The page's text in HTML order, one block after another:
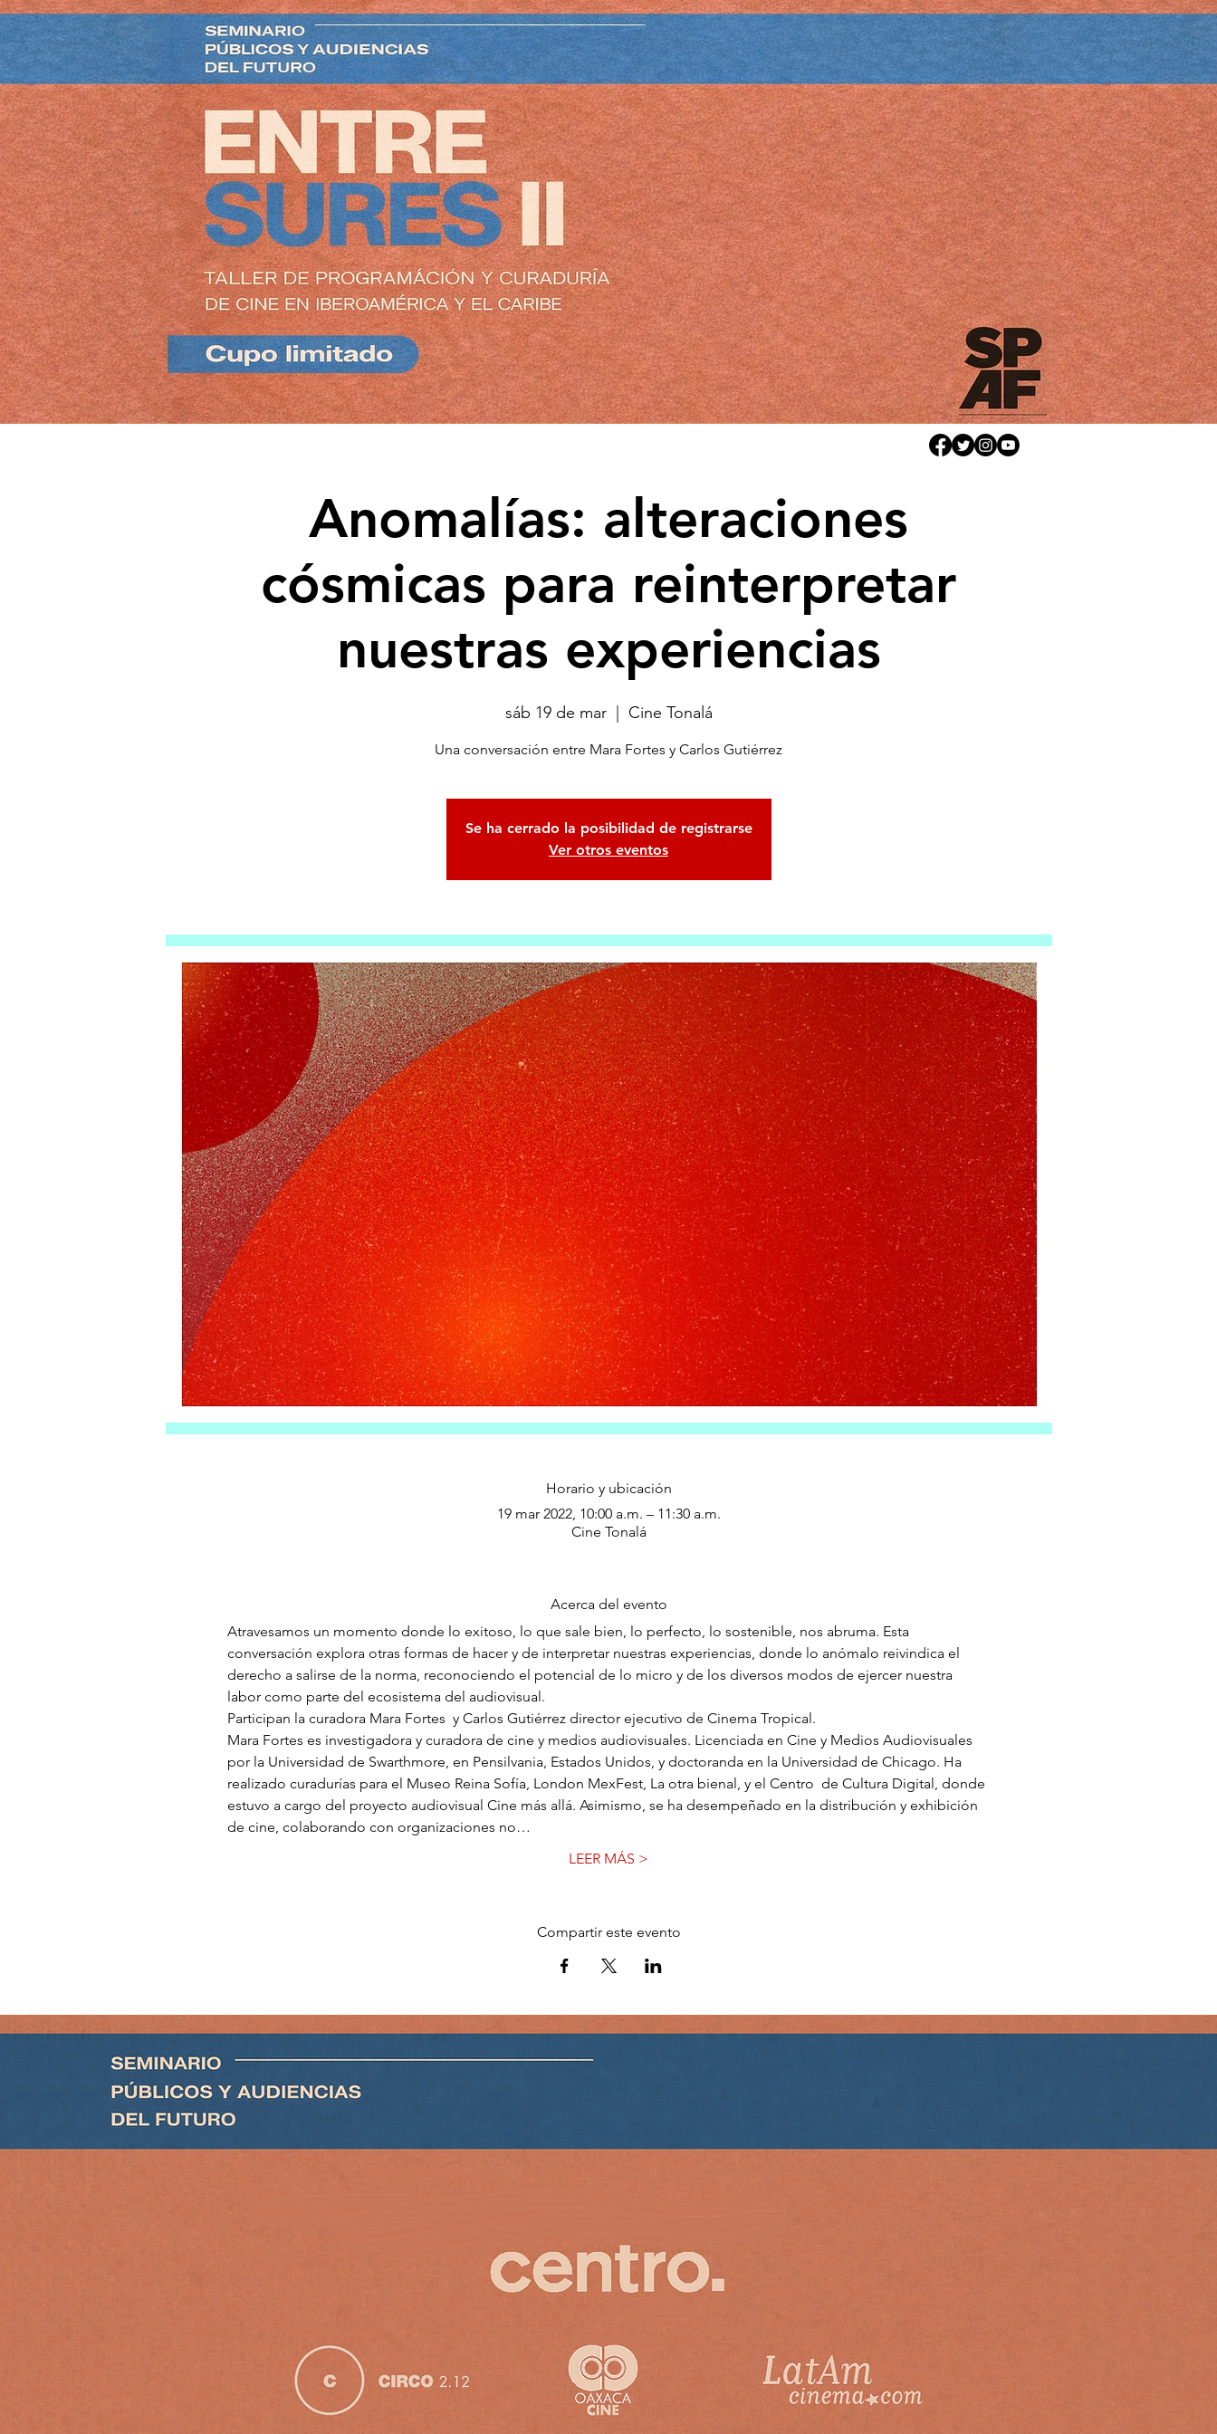
Anomalías: alteraciones
cósmicas para reinterpretar
nuestras experiencias
sáb 19 de mar
  |
Cine Tonalá
Una conversación entre Mara Fortes y Carlos Gutiérrez
Se ha cerrado la posibilidad de registrarse
Ver otros eventos
Horario y ubicación
19 mar 2022, 10:00 a.m. – 11:30 a.m.
Cine Tonalá
Acerca del evento
Atravesamos un momento donde lo exitoso, lo que sale bien, lo perfecto, lo sostenible, nos abruma. Esta
conversación explora otras formas de hacer y de interpretar nuestras experiencias, donde lo anómalo reivindica el
derecho a salirse de la norma, reconociendo el potencial de lo micro y de los diversos modos de ejercer nuestra
labor como parte del ecosistema del audiovisual.
Participan la curadora Mara Fortes  y Carlos Gutiérrez director ejecutivo de Cinema Tropical.
Mara Fortes es investigadora y curadora de cine y medios audiovisuales. Licenciada en Cine y Medios Audiovisuales
por la Universidad de Swarthmore, en Pensilvania, Estados Unidos, y doctoranda en la Universidad de Chicago. Ha
realizado curadurías para el Museo Reina Sofía, London MexFest, La otra bienal, y el Centro  de Cultura Digital, donde
estuvo a cargo del proyecto audiovisual Cine más allá. Asimismo, se ha desempeñado en la distribución y exhibición
de cine, colaborando con organizaciones no…
LEER MÁS >
Compartir este evento